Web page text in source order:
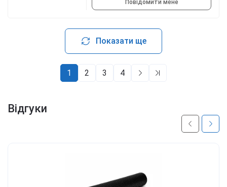
Повідомити мене
Показати ще
1 2 3 4
Відгуки